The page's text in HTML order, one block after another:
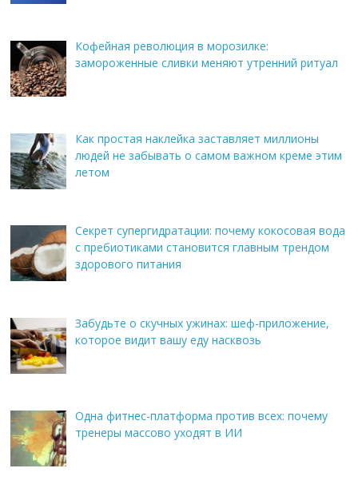
Кофейная революция в морозилке:
замороженные сливки меняют утренний ритуал
Как простая наклейка заставляет миллионы
людей не забывать о самом важном креме этим
летом
Секрет супергидратации: почему кокосовая вода
с пребиотиками становится главным трендом
здорового питания
Забудьте о скучных ужинах: шеф-приложение,
которое видит вашу еду насквозь
Одна фитнес-платформа против всех: почему
тренеры массово уходят в ИИ